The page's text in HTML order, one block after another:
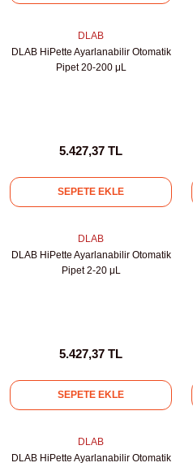
DLAB
DLAB HiPette Ayarlanabilir Otomatik
Pipet 20-200 μL
5.427,37 TL
SEPETE EKLE
DLAB
DLAB HiPette Ayarlanabilir Otomatik
Pipet 2-20 μL
5.427,37 TL
SEPETE EKLE
DLAB
DLAB HiPette Ayarlanabilir Otomatik